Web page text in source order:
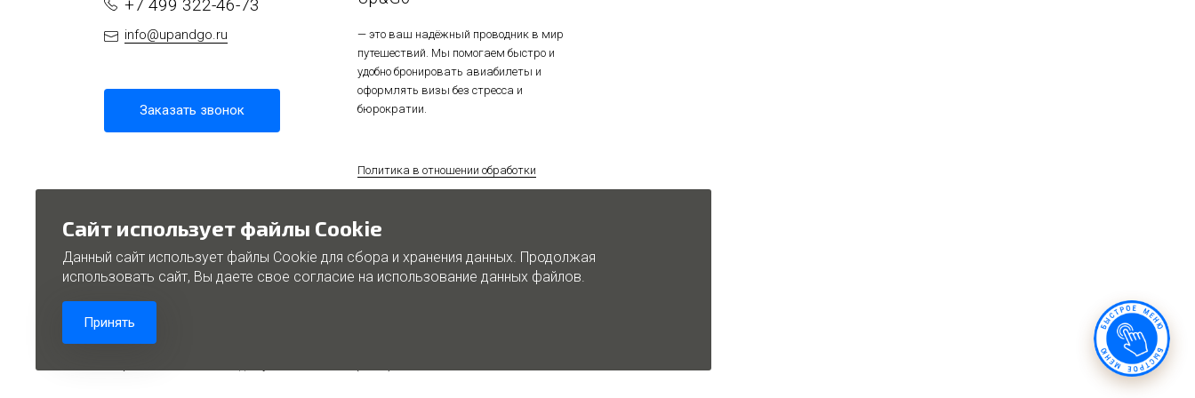
+7 499 322-46-73
info@upandgo.ru
Заказать звонок
— это ваш надёжный проводник в мир
путешествий. Мы помогаем быстро и
удобно бронировать авиабилеты и
оформлять визы без стресса и
бюрократии.
Политика в отношении обработки
персональных данных
Политика использования файлов cookie
Проект
Сайт использует файлы Cookie
Данный сайт использует файлы Cookie для сбора и хранения данных. Продолжая
использовать сайт, Вы даете свое согласие на использование данных файлов.
Принять